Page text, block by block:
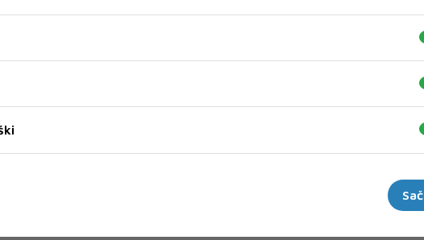
novcem od kredita, ispostavilo se da je kredit u
godinu kasnije, 27. lipnja 2008. godine, što je
da je kredit poslužio kao pokriće,